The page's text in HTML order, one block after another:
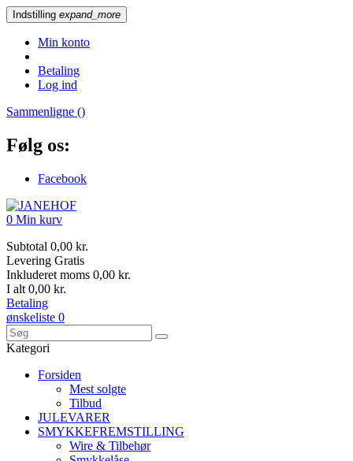
Indstilling expand_more
Min konto
Betaling
Log ind
Sammenligne ()
Følg os:
Facebook
0 Min kurv
Subtotal 0,00 kr.
Levering Gratis
Inkluderet moms 0,00 kr.
I alt 0,00 kr.
Betaling
ønskeliste 0
Kategori
Forsiden
Mest solgte
Tilbud
JULEVARER
SMYKKEFREMSTILLING
Wire & Tilbehør